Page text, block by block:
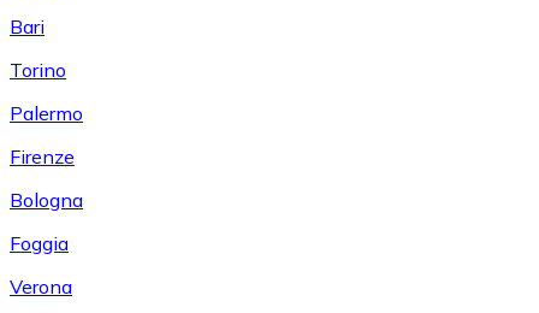
Bari
Torino
Palermo
Firenze
Bologna
Foggia
Verona